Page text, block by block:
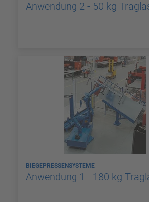
Anwendung 2 - 50 kg
BIEGEPRESSENSYSTEME
Anwendung 1 - 180 kg